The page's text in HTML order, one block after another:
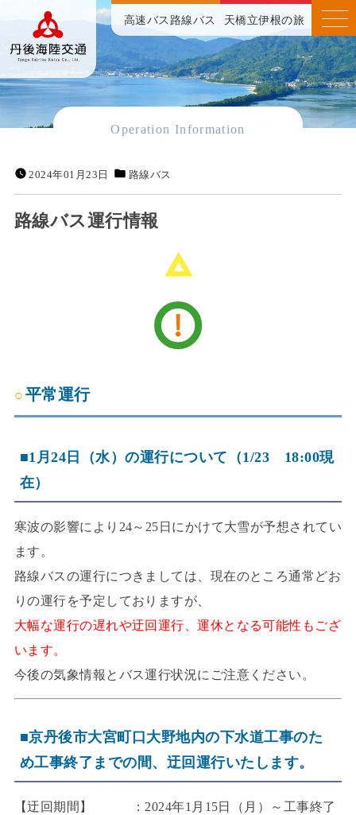
高速バス 路線バス 天橋立伊根の旅
Operation Information
2024年01月23日 路線バス
路線バス運行情報
平常運行
■1月24日（水）の運行について（1/23 18:00現
在）
寒波の影響により24～25日にかけて大雪が予想されてい
ます。
路線バスの運行につきましては、現在のところ通常どお
りの運行を予定しておりますが、
大幅な運行の遅れや迂回運行、運休となる可能性もござ
います。
今後の気象情報とバス運行状況にご注意ください。
■京丹後市大宮町口大野地内の下水道工事のた
め工事終了までの間、迂回運行いたします。
【迂回期間】 ：2024年1月15日（月）～工事終了